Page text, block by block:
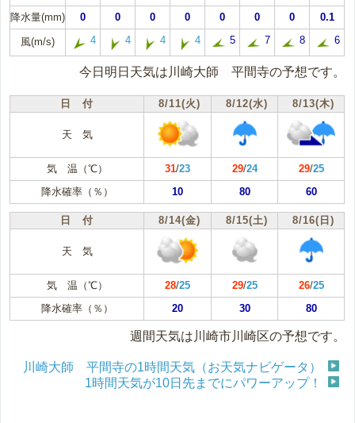
降水量(mm)
0 0 0 0 0 0 0 0.1
風(m/s) 4 4 4 4 5 7 8 6
今日明日天気は川崎大師 平間寺の予想です。
日 付 8/11(火) 8/12(水) 8/13(木)
天 気
気 温（℃） 31/23 29/24 29/25
降水確率（％）
10 80 60
日 付 8/14(金) 8/15(土) 8/16(日)
天 気
気 温（℃） 28/25 29/25 26/25
降水確率（％）
20 30 80
週間天気は川崎市川崎区の予想です。
川崎大師 平間寺の1時間天気（お天気ナビゲータ）
1時間天気が10日先までにパワーアップ！